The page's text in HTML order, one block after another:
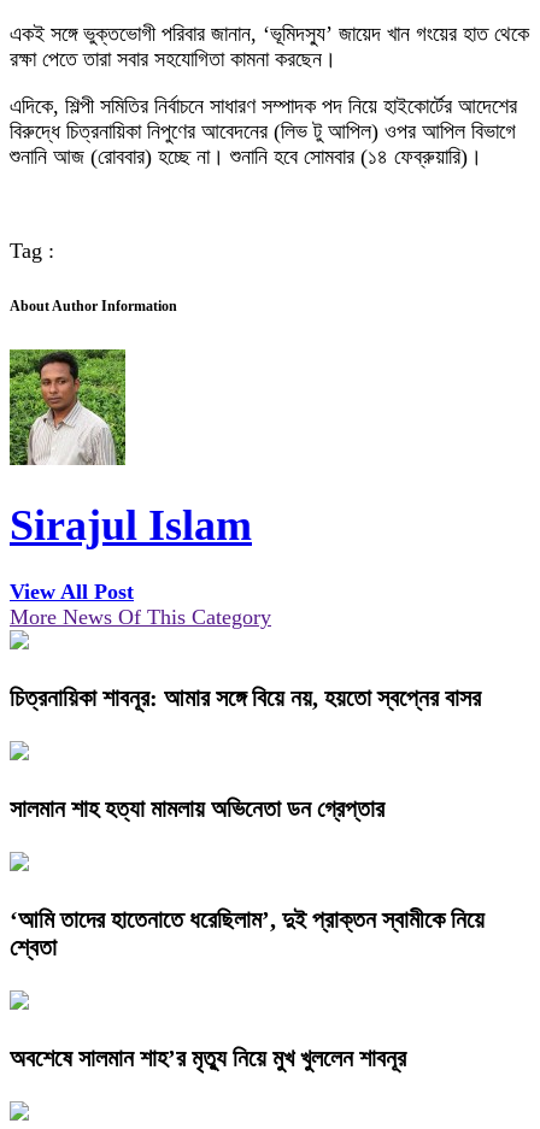
একই সঙ্গে ভুক্তভোগী পরিবার জানান, ‘ভূমিদস্যু’ জায়েদ খান গংয়ের হাত থেকে
রক্ষা পেতে তারা সবার সহযোগিতা কামনা করছেন।
এদিকে, শিল্পী সমিতির নির্বাচনে সাধারণ সম্পাদক পদ নিয়ে হাইকোর্টের আদেশের
বিরুদ্ধে চিত্রনায়িকা নিপুণের আবেদনের (লিভ টু আপিল) ওপর আপিল বিভাগে
শুনানি আজ (রোববার) হচ্ছে না। শুনানি হবে সোমবার (১৪ ফেব্রুয়ারি)।
Tag :
About Author Information
Sirajul Islam
View All Post
More News Of This Category
চিত্রনায়িকা শাবনূর: আমার সঙ্গে বিয়ে নয়, হয়তো স্বপ্নের বাসর
সালমান শাহ হত্যা মামলায় অভিনেতা ডন গ্রেপ্তার
‘আমি তাদের হাতেনাতে ধরেছিলাম’, দুই প্রাক্তন স্বামীকে নিয়ে
শ্বেতা
অবশেষে সালমান শাহ’র মৃত্যু নিয়ে মুখ খুললেন শাবনূর